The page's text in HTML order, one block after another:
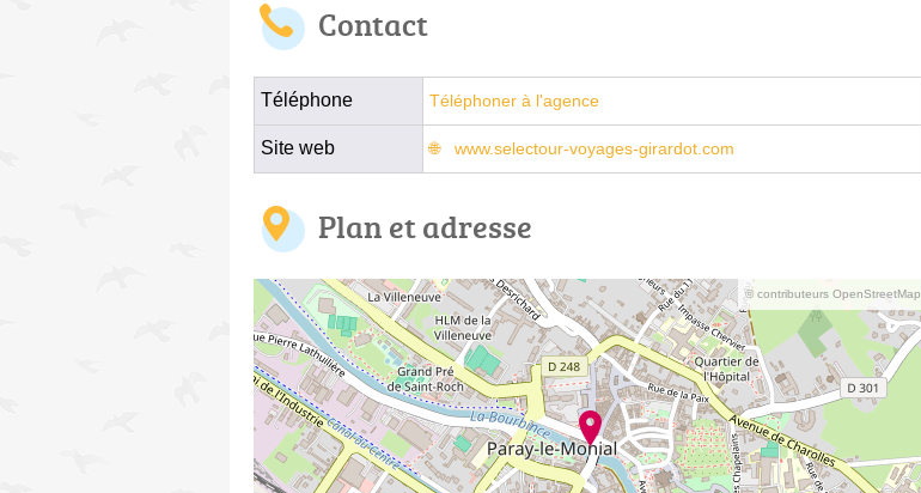
Contact
Téléphone Téléphoner à l'agence
Site web www.selectour-voyages-girardot.com
Plan et adresse
© contributeurs OpenStreetMap